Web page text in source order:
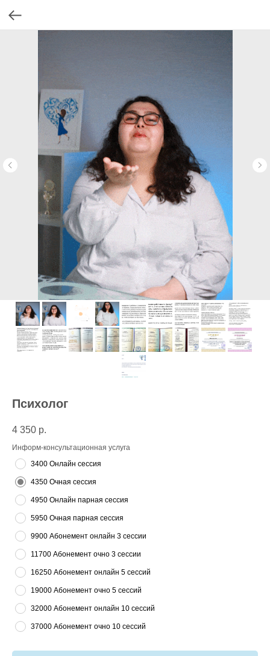
Психолог
4 350 р.
Информ-консультационная услуга
3400 Онлайн сессия
4350 Очная сессия
4950 Онлайн парная сессия
5950 Очная парная сессия
9900 Абонемент онлайн 3 сессии
11700 Абонемент очно 3 сессии
16250 Абонемент онлайн 5 сессий
19000 Абонемент очно 5 сессий
32000 Абонемент онлайн 10 сессий
37000 Абонемент очно 10 сессий